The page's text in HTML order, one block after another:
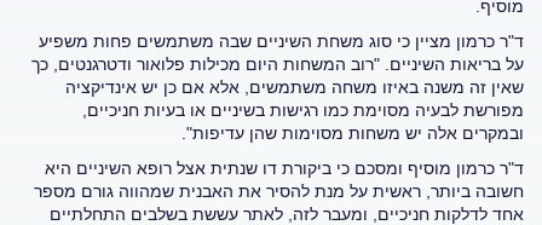
מוסיף.
ד"ר כרמון מציין כי סוג משחת השיניים שבה משתמשים פחות משפיע
על בריאות השיניים. "רוב המשחות היום מכילות פלואור ודטרגנטים, כך
שאין זה משנה באיזו משחה משתמשים, אלא אם כן יש אינדיקציה
מפורשת לבעיה מסוימת כמו רגישות בשיניים או בעיות חניכיים,
ובמקרים אלה יש משחות מסוימות שהן עדיפות".
ד"ר כרמון מוסיף ומסכם כי ביקורת דו שנתית אצל רופא השיניים היא
חשובה ביותר, ראשית על מנת להסיר את האבנית שמהווה גורם מספר
אחד לדלקות חניכיים, ומעבר לזה, לאתר עששת בשלבים התחלתיים